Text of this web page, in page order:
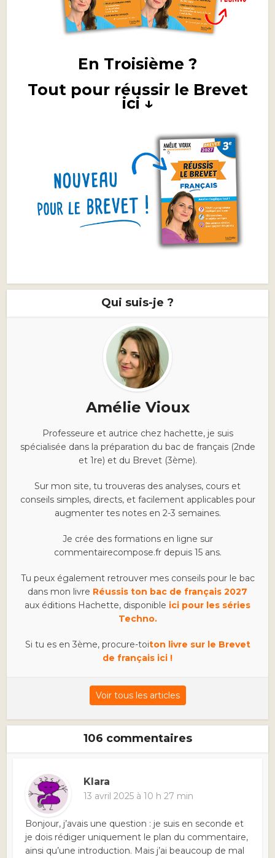
En Troisième ?
Tout pour réussir le Brevet
ici ↓
Qui suis-je ?
Amélie Vioux
Professeure et autrice chez hachette, je suis
spécialisée dans la préparation du bac de français (2nde
et 1re) et du Brevet (3ème).
Sur mon site, tu trouveras des analyses, cours et
conseils simples, directs, et facilement applicables pour
augmenter tes notes en 2-3 semaines.
Je crée des formations en ligne sur
commentairecompose.fr depuis 15 ans.
Tu peux également retrouver mes conseils pour le bac
dans mon livre Réussis ton bac de français 2027
aux éditions Hachette, disponible ici pour les séries
Techno.
Si tu es en 3ème, procure-toiton livre sur le Brevet
de français ici !
Voir tous les articles
106 commentaires
Klara
13 avril 2025 à 10 h 27 min
Bonjour, j’avais une question : je suis en seconde et
je dois rédiger uniquement le plan du commentaire,
ainsi qu’une introduction. Mais j’ai beaucoup de mal